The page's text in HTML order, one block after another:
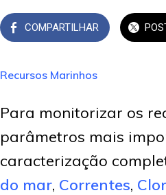
COMPARTILHAR
Recursos Marinhos
Para monitorizar os
parâmetros mais
caracterização
do mar, Correntes,